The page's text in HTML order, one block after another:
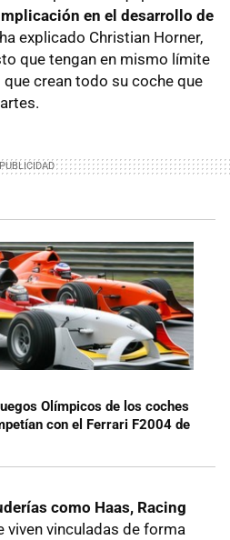
en el desarrollo de
explicado Christian Horner,
que tengan en mismo límite
crean todo su coche que
Olímpicos de los coches
con el Ferrari F2004 de
como Haas, Racing
viven vinculadas de forma